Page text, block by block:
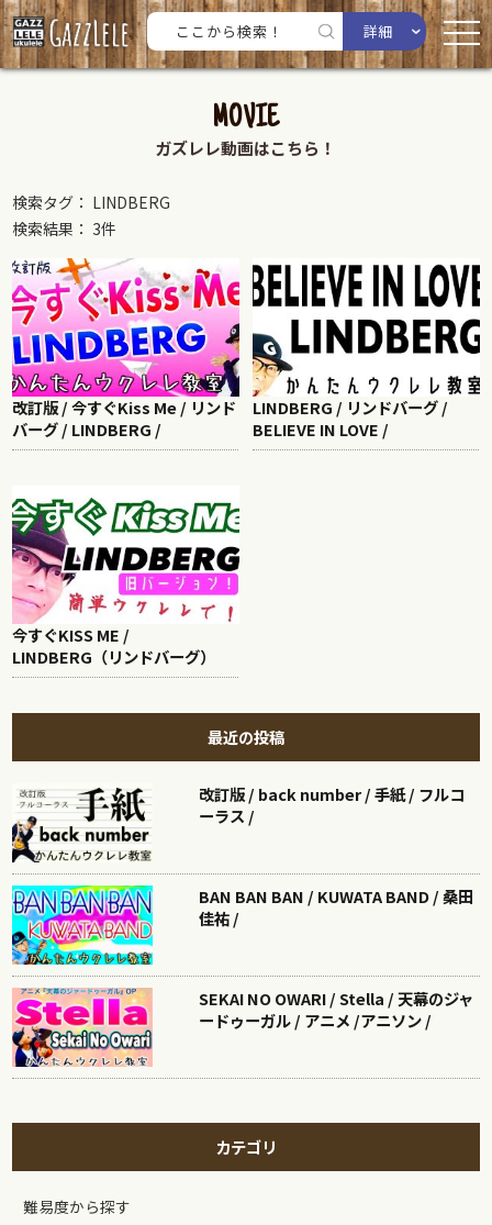
詳細
MOVIE
ガズレレ動画はこちら！
検索タグ： LINDBERG
検索結果： 3件
改訂版 / 今すぐKiss Me / リンド
バーグ / LINDBERG /
LINDBERG / リンドバーグ /
BELIEVE IN LOVE /
今すぐKISS ME /
LINDBERG（リンドバーグ）
最近の投稿
改訂版 / back number / 手紙 / フルコ
ーラス /
BAN BAN BAN / KUWATA BAND / 桑田
佳祐 /
SEKAI NO OWARI / Stella / 天幕のジャ
ードゥーガル / アニメ /アニソン /
カテゴリ
難易度から探す